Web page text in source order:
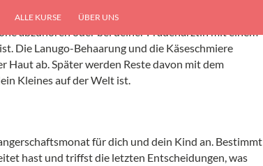
ALLE KURSE ÜBER UNS
Tut sich über einen längeren Zeitraum nichts, kannst
abzuhören oder bei deiner Frauenärztin mit einem
Die Lanugo-Behaarung und die Käseschmiere
Haut ab. Später werden Reste davon mit dem
Kleines auf der Welt ist.
für dich und dein Kind an. Bestimmt
hast und triffst die letzten Entscheidungen, was